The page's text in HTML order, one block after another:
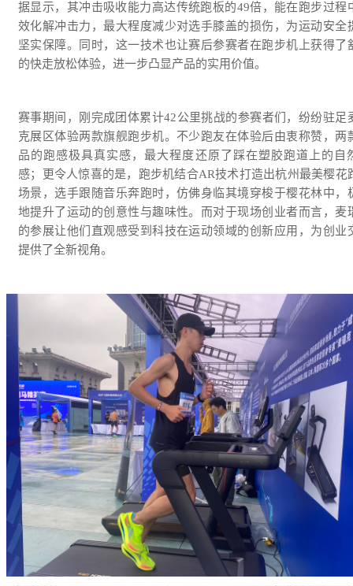
据显示，其冲击吸收能力高达传统跑板的49倍，能在跑步过程
效化解冲击力，最大程度减少对选手膝盖的损伤，为运动安全
坚实保障。同时，这一技术也让赛后参赛者在跑步机上获得了
的快走放松体验，进一步凸显产品的实用价值。
赛事期间，刚完成团体累计42公里挑战的参赛者们，纷纷驻足
克展区体验两款旗舰跑步机。不少跑友在体验后由衷称赞，两
品的跑感极具真实感，最大程度还原了踩在塑胶跑道上的自
感；更令人惊喜的是，跑步机结合AR技术打造出杭州最美樱花
场景，选手跟随音乐奔跑时，仿佛身临其境穿梭于樱花林中，
地提升了运动的创意性与趣味性。而对于现场创业者而言，麦
的参展让他们直观感受到科技在运动领域的创新应用，为创业
提供了全新视角。